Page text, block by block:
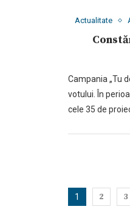
Actualitate
Campania „Tu
votului. În
cele 35 de
1 2 3